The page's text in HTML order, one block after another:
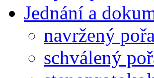
Jednání a
navržený
schválený